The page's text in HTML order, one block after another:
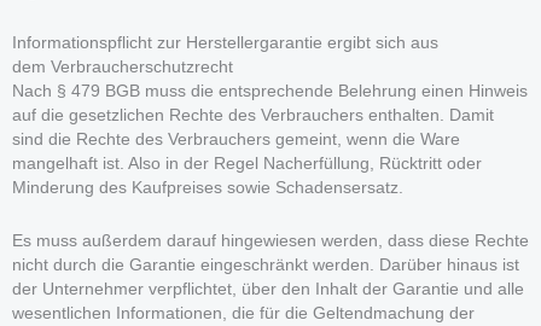
Informationspflicht zur Herstellergarantie ergibt sich aus
dem Verbraucherschutzrecht
Nach § 479 BGB muss die entsprechende Belehrung einen Hinweis
auf die gesetzlichen Rechte des Verbrauchers enthalten. Damit
sind die Rechte des Verbrauchers gemeint, wenn die Ware
mangelhaft ist. Also in der Regel Nacherfüllung, Rücktritt oder
Minderung des Kaufpreises sowie Schadensersatz.
Es muss außerdem darauf hingewiesen werden, dass diese Rechte
nicht durch die Garantie eingeschränkt werden. Darüber hinaus ist
der Unternehmer verpflichtet, über den Inhalt der Garantie und alle
wesentlichen Informationen, die für die Geltendmachung der